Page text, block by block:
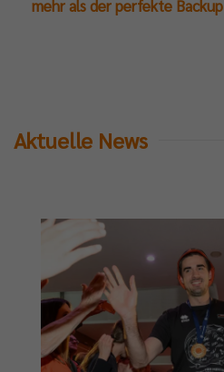
mehr als der perfekte Backup
Aktuelle News